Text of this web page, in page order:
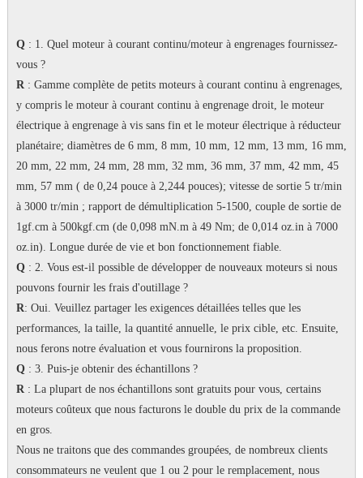
Q: 1. Quel moteur à courant continu/moteur à engrenages fournissez-
vous ?
R: Gamme complète de petits moteurs à courant continu à engrenages,
y compris le moteur à courant continu à engrenage droit, le moteur
électrique à engrenage à vis sans fin et le moteur électrique à réducteur
planétaire; diamètres de 6 mm, 8 mm, 10 mm, 12 mm, 13 mm, 16 mm,
20 mm, 22 mm, 24 mm, 28 mm, 32 mm, 36 mm, 37 mm, 42 mm, 45
mm, 57 mm ( de 0,24 pouce à 2,244 pouces); vitesse de sortie 5 tr/min
à 3000 tr/min ; rapport de démultiplication 5-1500, couple de sortie de
1gf.cm à 500kgf.cm (de 0,098 mN.m à 49 Nm; de 0,014 oz.in à 7000
oz.in). Longue durée de vie et bon fonctionnement fiable.
Q: 2. Vous est-il possible de développer de nouveaux moteurs si nous
pouvons fournir les frais d'outillage ?
R: Oui. Veuillez partager les exigences détaillées telles que les
performances, la taille, la quantité annuelle, le prix cible, etc. Ensuite,
nous ferons notre évaluation et vous fournirons la proposition.
Q: 3. Puis-je obtenir des échantillons ?
R: La plupart de nos échantillons sont gratuits pour vous, certains
moteurs coûteux que nous facturons le double du prix de la commande
en gros.
Nous ne traitons que des commandes groupées, de nombreux clients
consommateurs ne veulent que 1 ou 2 pour le remplacement, nous